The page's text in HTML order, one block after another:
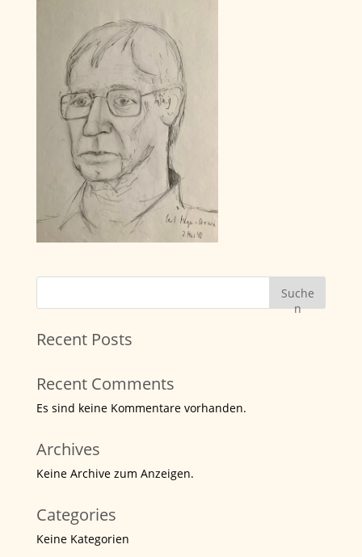
Suche
n
Recent Posts
Recent Comments
Es sind keine Kommentare vorhanden.
Archives
Keine Archive zum Anzeigen.
Categories
Keine Kategorien